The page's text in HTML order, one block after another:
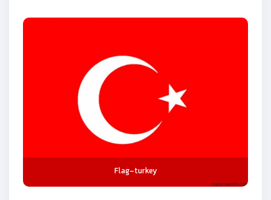
Flag-turkey